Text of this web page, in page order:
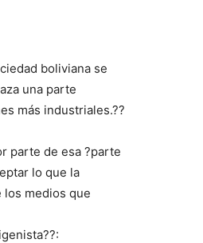
boliviana se
una parte
más industriales.??
parte de esa ?parte
lo que la
los medios que